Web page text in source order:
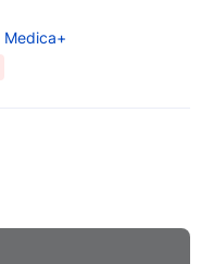
Medica+